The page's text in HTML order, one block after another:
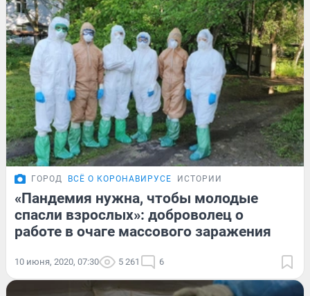
ГОРОД ВСЁ О КОРОНАВИРУСЕ ИСТОРИИ
«Пандемия нужна, чтобы молодые
спасли взрослых»: доброволец о
работе в очаге массового заражения
10 июня, 2020, 07:30 5 261 6